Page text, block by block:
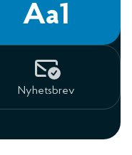
Aa1
Nyhetsbrev